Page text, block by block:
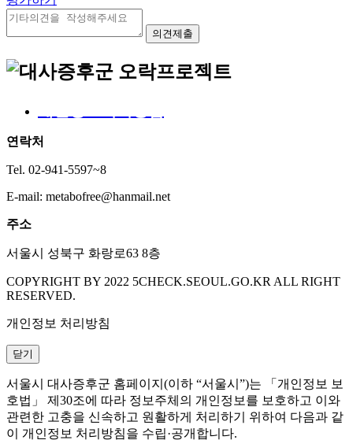
연락처
Tel. 02-941-5597~8
E-mail: metabofree@hanmail.net
주소
서울시 성북구 화랑로63 8층
COPYRIGHT BY 2022 5CHECK.SEOUL.GO.KR ALL RIGHT
RESERVED.
개인정보 처리방침
닫기
서울시 대사증후군 홈페이지(이하 “서울시”)는 「개인정보 보
호법」 제30조에 따라 정보주체의 개인정보를 보호하고 이와
관련한 고충을 신속하고 원활하게 처리하기 위하여 다음과 같
이 개인정보 처리방침을 수립·공개합니다.